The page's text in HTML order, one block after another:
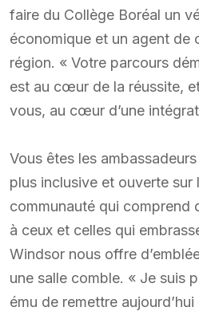
faire du Collège Boréal un
économique et un agent de
région. « Votre parcours
est au cœur de la réussite,
vous, au cœur d’une
Vous êtes les
plus inclusive et ouverte sur
communauté qui comprend
à ceux et celles qui
Windsor nous offre
une salle comble. « Je suis
ému de remettre